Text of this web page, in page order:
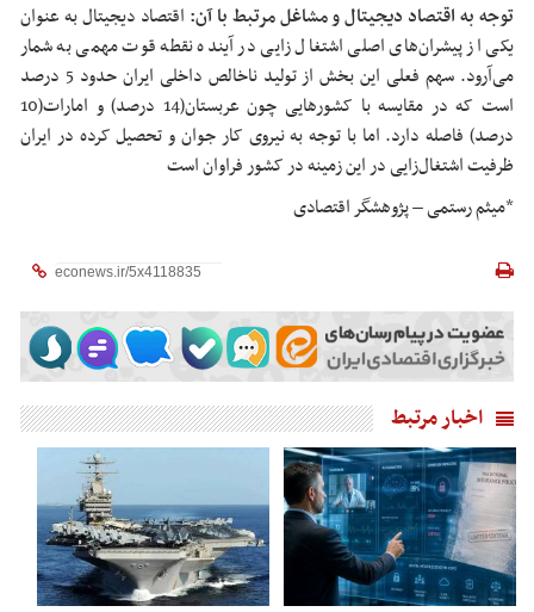
توجه به اقتصاد دیجیتال و مشاغل مرتبط با آن: اقتصاد دیجیتال به عنوان
یکی از پیشران‌های اصلی اشتغال زایی در آینده نقطه قوت مهمی به شمار
می‌آرود. سهم فعلی این بخش از تولید ناخالص داخلی ایران حدود 5 درصد
است که در مقایسه با کشورهایی چون عربستان(14 درصد) و امارات(10
درصد) فاصله دارد. اما با توجه به نیروی کار جوان و تحصیل کرده در ایران
ظرفیت اشتغال‌زایی در این زمینه در کشور فراوان است
*میثم رستمی – پژوهشگر اقتصادی
اخبار مرتبط